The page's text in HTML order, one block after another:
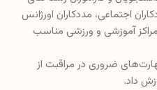
اجتماعی، مددکاران اورژانس
آموزشی و ورزشی مناسب
ضروری در مراقبت از
داد.